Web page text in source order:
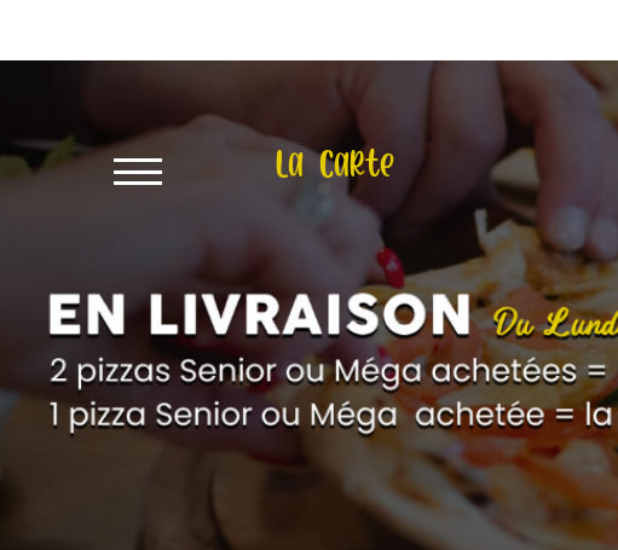
La Carte
X
Emporter
Allergènes
Charte
Qualité
C.G.V
Contact
Mobile